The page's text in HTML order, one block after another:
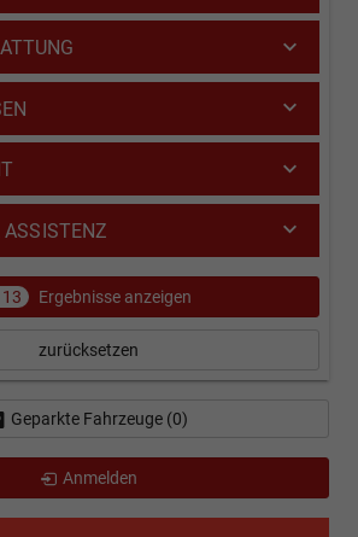
ASSISTENZ
Ergebnisse anzeigen
zurücksetzen
Geparkte Fahrzeuge (0)
Anmelden